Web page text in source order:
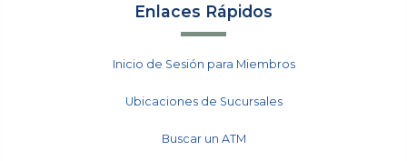
Enlaces Rápidos
Inicio de Sesión para Miembros
Ubicaciones de Sucursales
Buscar un ATM